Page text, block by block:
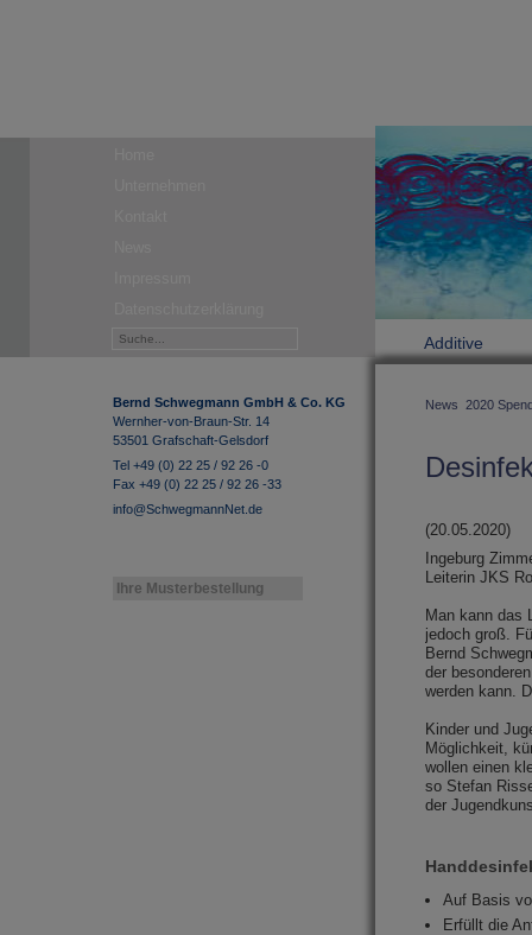
Bernd Schwegmann GmbH & Co. KG
Wernher-von-Braun-Str. 14
53501 Grafschaft-Gelsdorf
Tel +49 (0) 22 25 / 92 26 -0
Fax +49 (0) 22 25 / 92 26 -33
info@SchwegmannNet.de
Ihre Musterbestellung
Additive
News 2020
(20.05.2020)
Ingeburg
Leiterin JKS
Man kann das
jedoch groß.
Bernd
der
werden kann.
Kinder und
Möglichkeit,
wollen einen
so Stefan
der
Auf Basis
Erfüllt die